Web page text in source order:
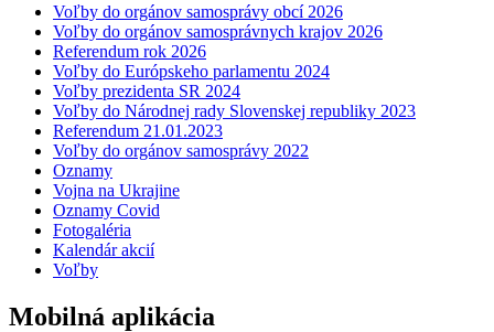
Voľby do orgánov samosprávy obcí 2026
Voľby do orgánov samosprávnych krajov 2026
Referendum rok 2026
Voľby do Európskeho parlamentu 2024
Voľby prezidenta SR 2024
Voľby do Národnej rady Slovenskej republiky 2023
Referendum 21.01.2023
Voľby do orgánov samosprávy 2022
Oznamy
Vojna na Ukrajine
Oznamy Covid
Fotogaléria
Kalendár akcií
Voľby
Mobilná aplikácia